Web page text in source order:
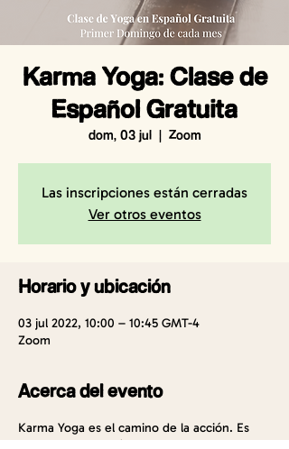
Karma Yoga: Clase de
Español Gratuita
dom, 03 jul
  |
Zoom
Las inscripciones están cerradas
Ver otros eventos
Horario y ubicación
03 jul 2022, 10:00 – 10:45 GMT-4
Zoom
Acerca del evento
Karma Yoga es el camino de la acción. Es
realizar dicha acción sin apego al resultado,